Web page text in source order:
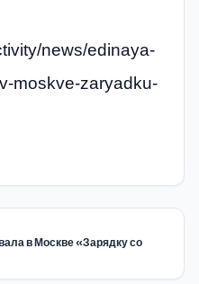
news/edinaya-
moskve-zaryadku-
в Москве «Зарядку со